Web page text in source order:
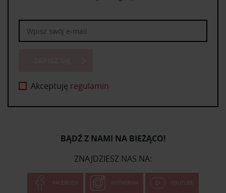
Akceptuję regulamin
BĄDŹ Z NAMI NA BIEŻĄCO!
ZNAJDZIESZ NAS NA:
FACEBOOK INSTAGRAM YOUTUBE